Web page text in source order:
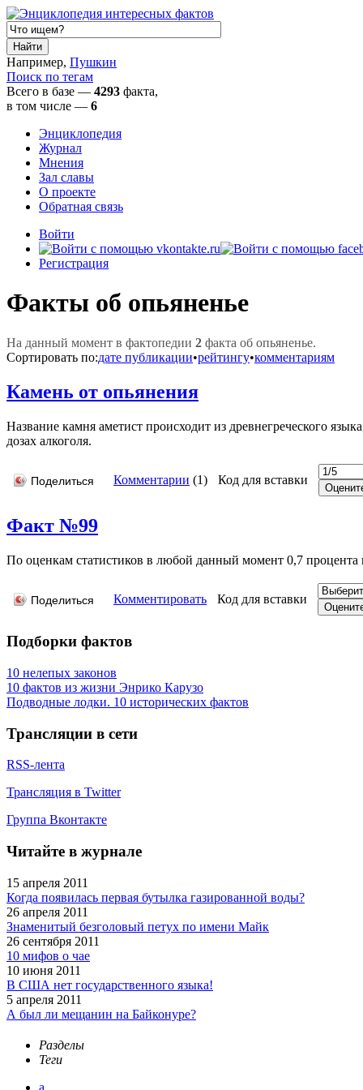
Например, Пушкин
Поиск по тегам
Всего в базе — 4293 факта,
в том числе — 6
Энциклопедия
Журнал
Мнения
Зал славы
О проекте
Обратная связь
Войти
Регистрация
Факты об опьяненье
На данный момент в фактопедии 2 факта об опьяненье.
Сортировать по:дате публикации•рейтингу•комментариям
Камень от опьянения
Название камня аметист происходит из древнегреческого
дозах алкоголя.
Поделиться Комментарии (1) Код для вставки
Факт №99
По оценкам статистиков в любой данный момент 0,7 процента
Поделиться Комментировать Код для вставки
Подборки фактов
10 нелепых законов
10 фактов из жизни Энрико Карузо
Подводные лодки. 10 исторических фактов
Трансляции в сети
RSS-лента
Трансляция в Twitter
Группа Вконтакте
Читайте в журнале
15 апреля 2011
Когда появилась первая бутылка газированной воды?
26 апреля 2011
Знаменитый безголовый петух по имени Майк
26 сентября 2011
10 мифов о чае
10 июня 2011
В США нет государственного языка!
5 апреля 2011
А был ли мещанин на Байконуре?
Разделы
Теги
а